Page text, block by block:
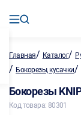
Главная/ Каталог/
/ Бокорезы, кусачки/
Бокорезы
Код товара: 80301